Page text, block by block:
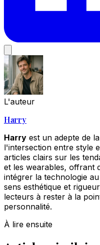
L'auteur
Harry
Harry est un adepte de
l'intersection entre style
articles clairs sur les
et les wearables, offrant
intégrer la technologie
sens esthétique et
lecteurs à rester à la
personnalité.
À lire ensuite